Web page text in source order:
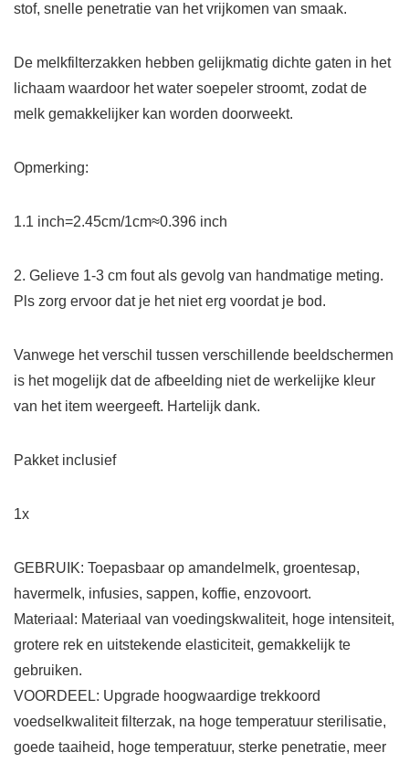
stof, snelle penetratie van het vrijkomen van smaak.
De melkfilterzakken hebben gelijkmatig dichte gaten in het
lichaam waardoor het water soepeler stroomt, zodat de
melk gemakkelijker kan worden doorweekt.
Opmerking:
1.1 inch=2.45cm/1cm≈0.396 inch
2. Gelieve 1-3 cm fout als gevolg van handmatige meting.
Pls zorg ervoor dat je het niet erg voordat je bod.
Vanwege het verschil tussen verschillende beeldschermen
is het mogelijk dat de afbeelding niet de werkelijke kleur
van het item weergeeft. Hartelijk dank.
Pakket inclusief
1x
GEBRUIK: Toepasbaar op amandelmelk, groentesap,
havermelk, infusies, sappen, koffie, enzovoort.
Materiaal: Materiaal van voedingskwaliteit, hoge intensiteit,
grotere rek en uitstekende elasticiteit, gemakkelijk te
gebruiken.
VOORDEEL: Upgrade hoogwaardige trekkoord
voedselkwaliteit filterzak, na hoge temperatuur sterilisatie,
goede taaiheid, hoge temperatuur, sterke penetratie, meer